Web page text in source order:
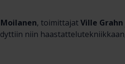
, toimittajatVille Grahn
niin